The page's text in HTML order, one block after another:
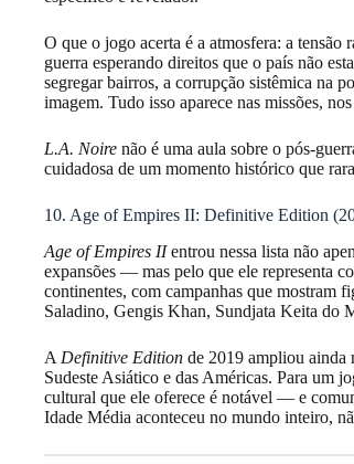
O que o jogo acerta é a atmosfera: a tensão
guerra esperando direitos que o país não
segregar bairros, a corrupção sistêmica na
imagem. Tudo isso aparece nas missões,
L.A. Noire não é uma aula sobre o pós-
cuidadosa de um momento histórico que
10. Age of Empires II: Definitive Edition
Age of Empires IIentrou nessa lista não
expansões — mas pelo que ele representa
continentes, com campanhas que mostram
Saladino, Gengis Khan, Sundjata Keita do
A Definitive Edition de 2019 ampliou ainda
Sudeste Asiático e das Américas. Para um
cultural que ele oferece é notável — e
Idade Média aconteceu no mundo inteiro,